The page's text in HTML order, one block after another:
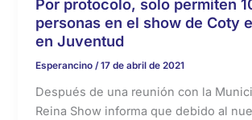
Por protocolo, solo permiten
personas en el show de Coty
en Juventud
Esperancino /17 de abril de 2021
Después de una reunión con la
Reina Show informa que debido al